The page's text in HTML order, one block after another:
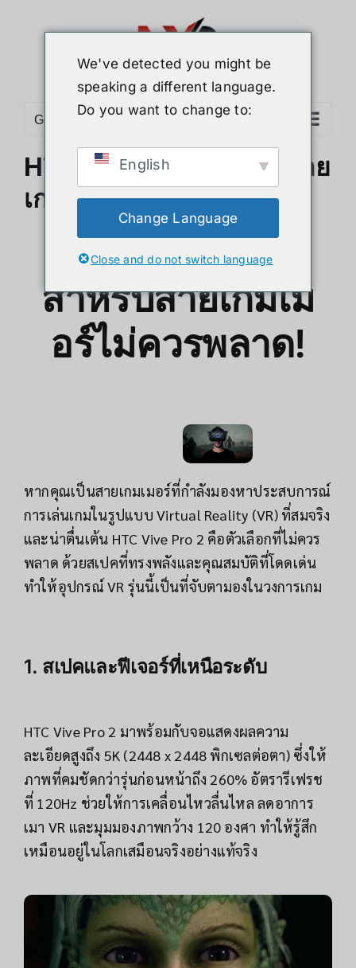
Go to...
HTC Vive Pro 2 สำหรับสาย
เกมเมอร์ไม่ควรพลาด!
HTC Vive Pro 2
สำหรับสายเกมเม
อร์ไม่ควรพลาด!
หากคุณเป็นสายเกมเมอร์ที่กำลังมองหาประสบการณ์
การเล่นเกมในรูปแบบ Virtual Reality (VR) ที่สมจริง
และน่าตื่นเต้น HTC Vive Pro 2 คือตัวเลือกที่ไม่ควร
พลาด ด้วยสเปคที่ทรงพลังและคุณสมบัติที่โดดเด่น
ทำให้อุปกรณ์ VR รุ่นนี้เป็นที่จับตามองในวงการเกม
1. สเปคและฟีเจอร์ที่เหนือระดับ
HTC Vive Pro 2 มาพร้อมกับจอแสดงผลความ
ละเอียดสูงถึง 5K (2448 x 2448 พิกเซลต่อตา) ซึ่งให้
ภาพที่คมชัดกว่ารุ่นก่อนหน้าถึง 260% อัตรารีเฟรช
ที่ 120Hz ช่วยให้การเคลื่อนไหวลื่นไหล ลดอาการ
เมา VR และมุมมองภาพกว้าง 120 องศา ทำให้รู้สึก
เหมือนอยู่ในโลกเสมือนจริงอย่างแท้จริง
We've detected you might be
speaking a different language.
Do you want to change to:
English
Change Language
Close and do not switch language